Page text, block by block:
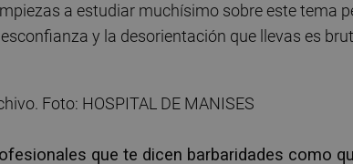
a estudiar muchísimo sobre este tema
y la desorientación que llevas es
que te dicen barbaridades como